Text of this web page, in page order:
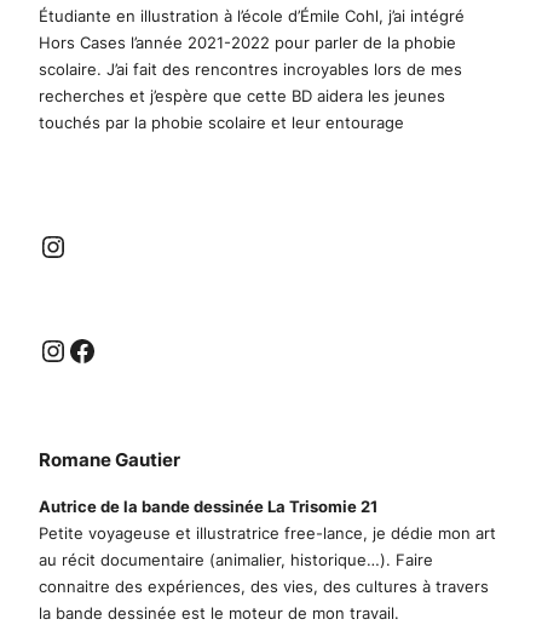
Étudiante en illustration à l’école d’Émile Cohl, j’ai intégré
Hors Cases l’année 2021-2022 pour parler de la phobie
scolaire. J’ai fait des rencontres incroyables lors de mes
recherches et j’espère que cette BD aidera les jeunes
touchés par la phobie scolaire et leur entourage
Instagram
Instagram Facebook
Romane Gautier
Autrice de la bande dessinée La Trisomie 21
Petite voyageuse et illustratrice free-lance, je dédie mon art
au récit documentaire (animalier, historique…). Faire
connaitre des expériences, des vies, des cultures à travers
la bande dessinée est le moteur de mon travail.